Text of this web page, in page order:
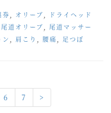
券 オリーブ
ドライヘッド
尾道オリーブ
尾道マッサー
肩こり 腰痛 足つぼ
6 7 >